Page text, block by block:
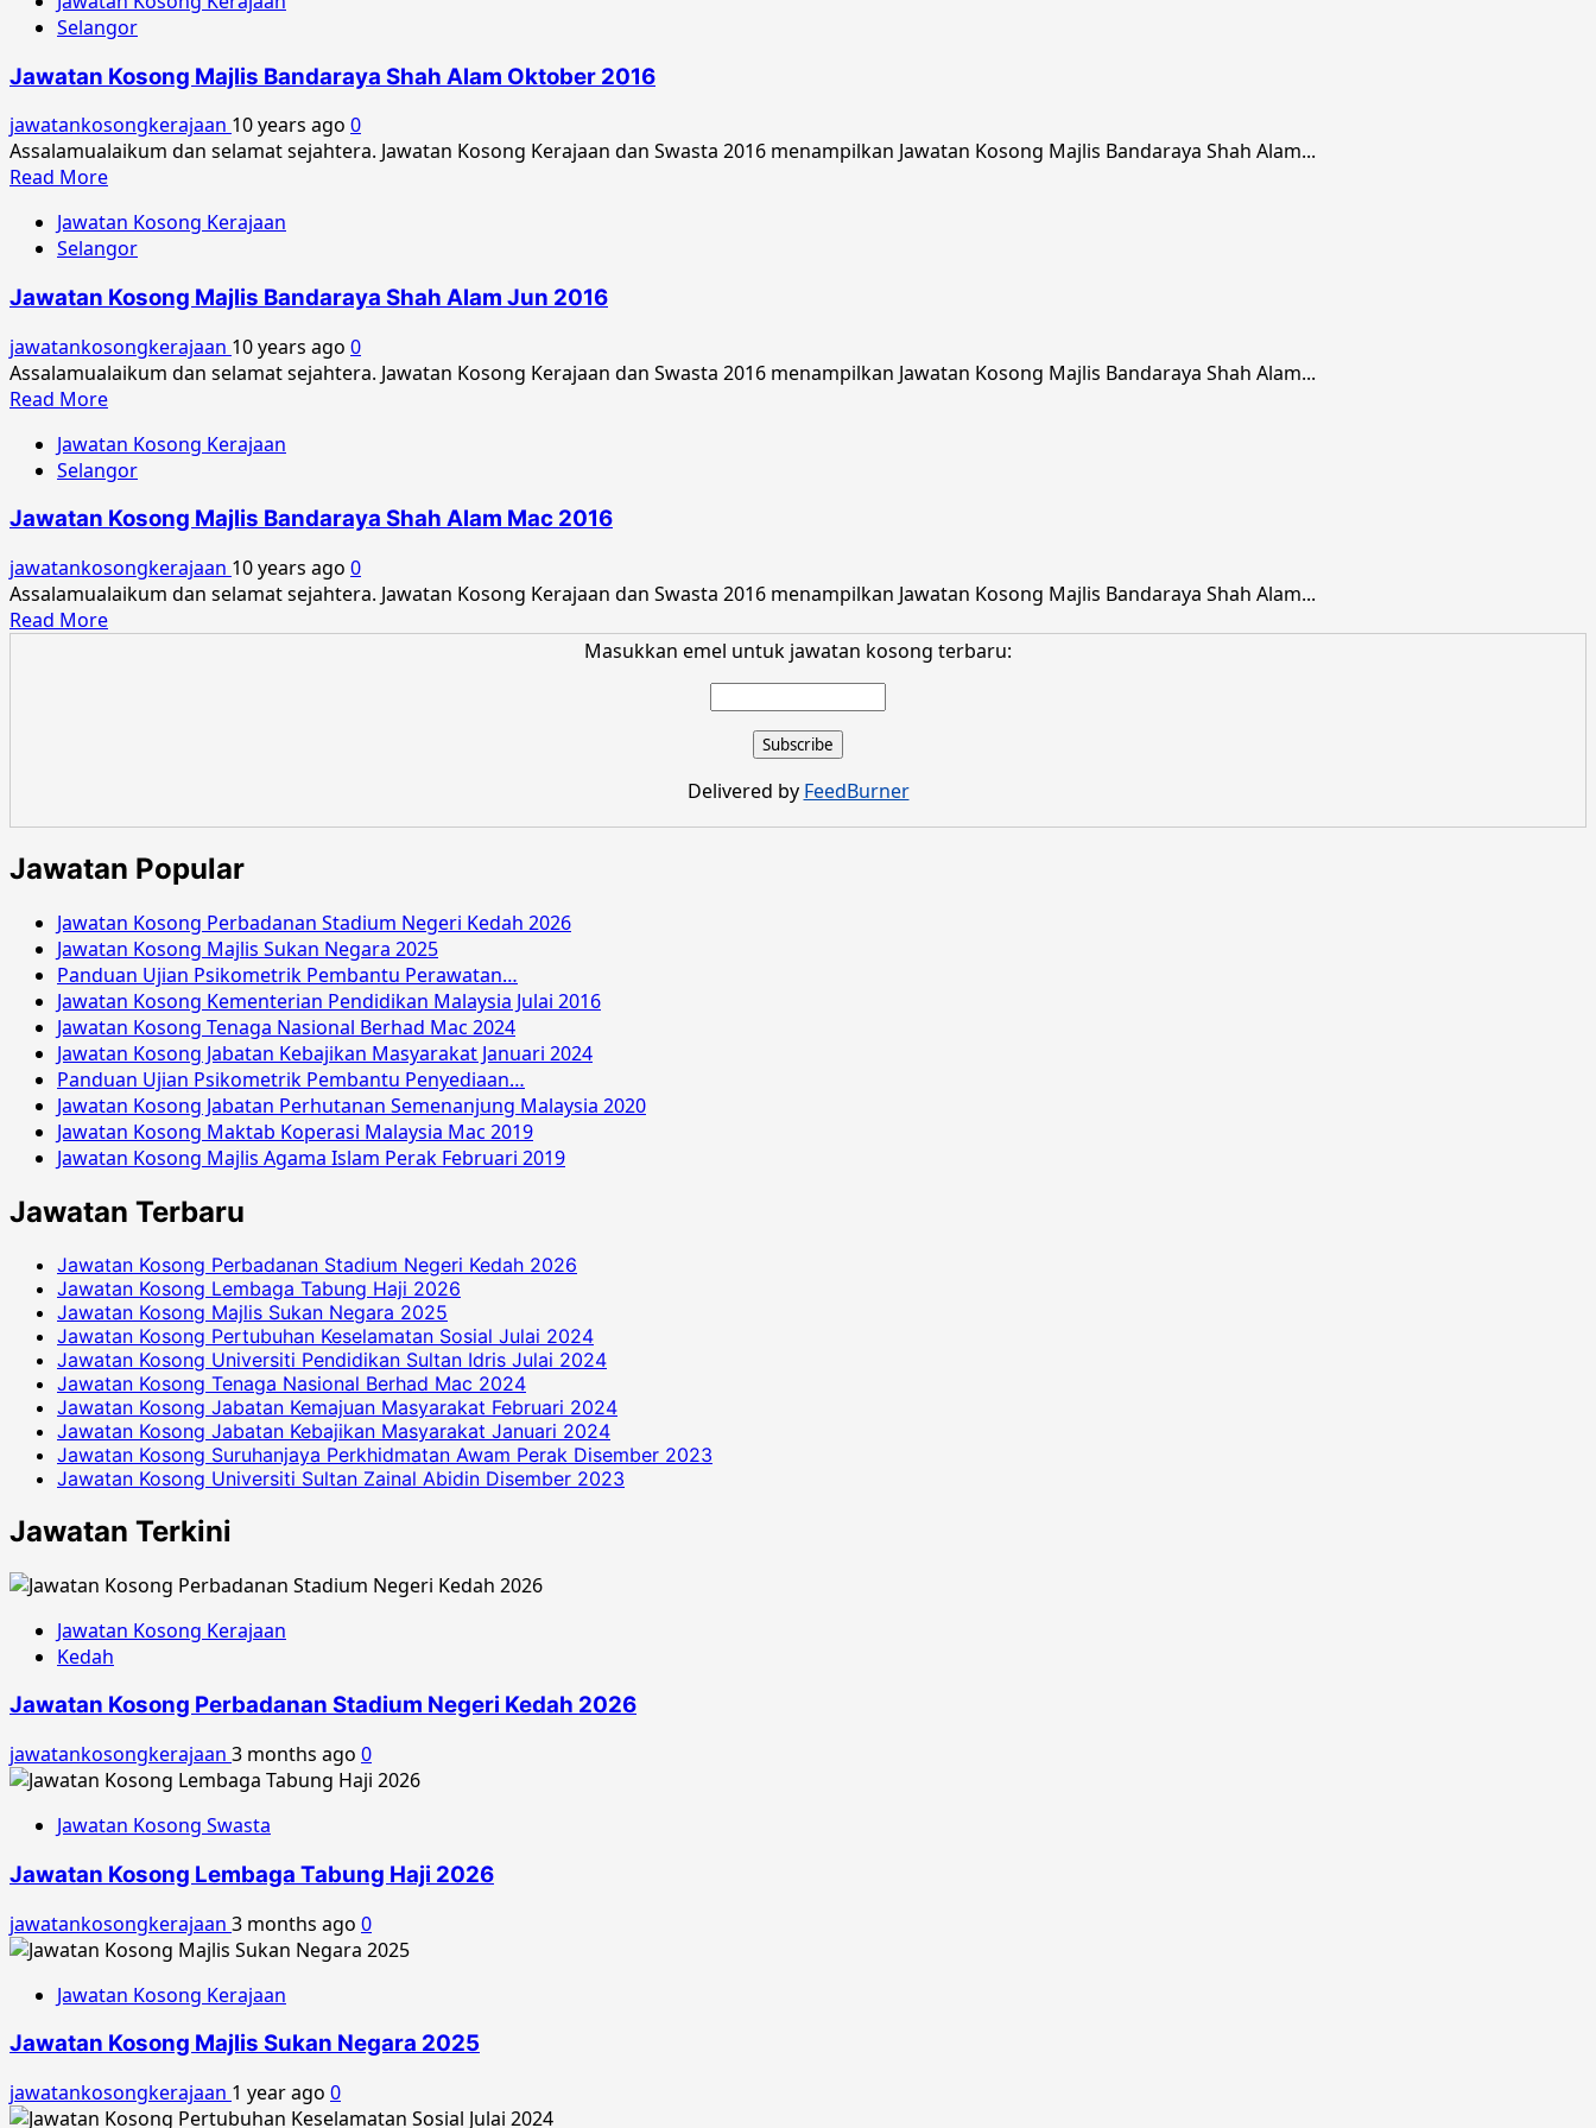
Selangor
Jawatan Kosong Majlis Bandaraya Shah Alam Oktober 2016
jawatankosongkerajaan 10 years ago 0
Assalamualaikum dan selamat sejahtera. Jawatan Kosong Kerajaan dan Swasta 2016 menampilkan Jawatan Kosong Majlis Bandaraya Shah Alam...
Read MoreRead
about
Jawatan
Majlis
Shah
Alam
Oktober
2016
Jawatan Kosong Kerajaan
Selangor
Jawatan Kosong Majlis Bandaraya Shah Alam Jun 2016
jawatankosongkerajaan 10 years ago 0
Assalamualaikum dan selamat sejahtera. Jawatan Kosong Kerajaan dan Swasta 2016 menampilkan Jawatan Kosong Majlis Bandaraya Shah Alam...
Read MoreRead
about
Jawatan
Majlis
Bandaraya
Shah
Alam
Jun
Jawatan Kosong Kerajaan
Selangor
Jawatan Kosong Majlis Bandaraya Shah Alam Mac 2016
jawatankosongkerajaan 10 years ago 0
Assalamualaikum dan selamat sejahtera. Jawatan Kosong Kerajaan dan Swasta 2016 menampilkan Jawatan Kosong Majlis Bandaraya Shah Alam...
Read MoreRead
Alam
Mac
2016
Masukkan emel untuk jawatan kosong terbaru:
Delivered by FeedBurner
Jawatan Popular
Jawatan Kosong Perbadanan Stadium Negeri Kedah 2026
Jawatan Kosong Majlis Sukan Negara 2025
Panduan Ujian Psikometrik Pembantu Perawatan…
Jawatan Kosong Kementerian Pendidikan Malaysia Julai 2016
Jawatan Kosong Tenaga Nasional Berhad Mac 2024
Jawatan Kosong Jabatan Kebajikan Masyarakat Januari 2024
Panduan Ujian Psikometrik Pembantu Penyediaan…
Jawatan Kosong Jabatan Perhutanan Semenanjung Malaysia 2020
Jawatan Kosong Maktab Koperasi Malaysia Mac 2019
Jawatan Kosong Majlis Agama Islam Perak Februari 2019
Jawatan Terbaru
Jawatan Kosong Perbadanan Stadium Negeri Kedah 2026
Jawatan Kosong Lembaga Tabung Haji 2026
Jawatan Kosong Majlis Sukan Negara 2025
Jawatan Kosong Pertubuhan Keselamatan Sosial Julai 2024
Jawatan Kosong Universiti Pendidikan Sultan Idris Julai 2024
Jawatan Kosong Tenaga Nasional Berhad Mac 2024
Jawatan Kosong Jabatan Kemajuan Masyarakat Februari 2024
Jawatan Kosong Jabatan Kebajikan Masyarakat Januari 2024
Jawatan Kosong Suruhanjaya Perkhidmatan Awam Perak Disember 2023
Jawatan Kosong Universiti Sultan Zainal Abidin Disember 2023
Jawatan Terkini
Jawatan Kosong Kerajaan
Kedah
Jawatan Kosong Perbadanan Stadium Negeri Kedah 2026
jawatankosongkerajaan 3 months ago 0
Jawatan Kosong Swasta
Jawatan Kosong Lembaga Tabung Haji 2026
jawatankosongkerajaan 3 months ago 0
Jawatan Kosong Kerajaan
Jawatan Kosong Majlis Sukan Negara 2025
jawatankosongkerajaan 1 year ago 0